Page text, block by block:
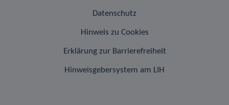
Datenschutz
Hinweis zu Cookies
Erklärung zur Barrierefreiheit
Hinweisgebersystem am LIH